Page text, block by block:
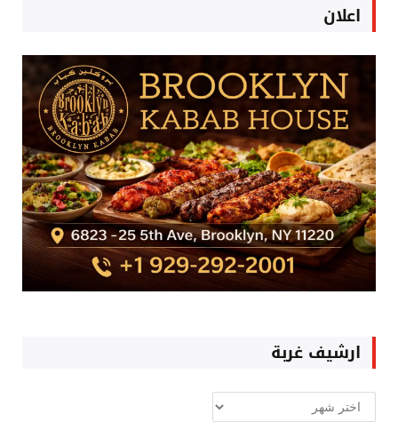
اعلان
ارشيف غربة
ارشيف